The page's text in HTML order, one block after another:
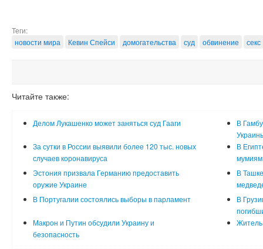
Теги:
новости мира
Кевин Спейси домогательства суд обвинение секс
Читайте также:
Делом Лукашенко может заняться суд Гааги
В
За сутки в России выявили более 120 тыс. новых
случаев коронавируса
В
Эстония призвала Германию предоставить
оружие Украине
В
В Португалии состоялись выборы в парламент
В
Макрон и Путин обсудили Украину и
безопасность
Житель